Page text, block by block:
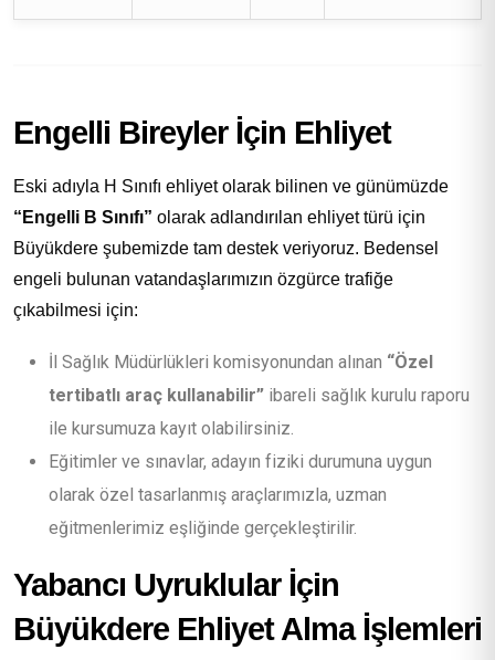
Engelli Bireyler İçin Ehliyet
Eski adıyla H Sınıfı ehliyet olarak bilinen ve günümüzde
“Engelli B Sınıfı” olarak adlandırılan ehliyet türü için
Büyükdere şubemizde tam destek veriyoruz. Bedensel
engeli bulunan vatandaşlarımızın özgürce trafiğe
çıkabilmesi için:
İl Sağlık Müdürlükleri komisyonundan alınan “Özel
tertibatlı araç kullanabilir” ibareli sağlık kurulu raporu
ile kursumuza kayıt olabilirsiniz.
Eğitimler ve sınavlar, adayın fiziki durumuna uygun
olarak özel tasarlanmış araçlarımızla, uzman
eğitmenlerimiz eşliğinde gerçekleştirilir.
Yabancı Uyruklular İçin
Büyükdere Ehliyet Alma İşlemleri